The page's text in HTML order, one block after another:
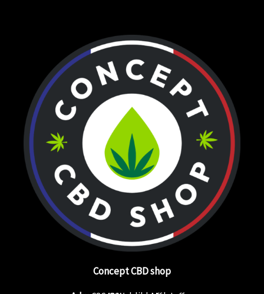
Concept CBD shop